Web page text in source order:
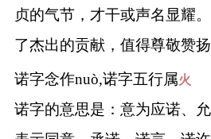
贞的气节，才干或声名显耀
了杰出的贡献，值得尊敬赞扬
诺字念作nuò,诺字五行属火
诺字的意思是：意为应诺、